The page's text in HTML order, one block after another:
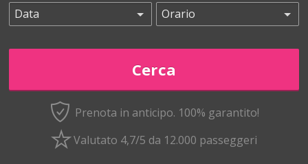
Prenota in anticipo. 100% garantito!
Valutato 4,7/5 da 12.000 passeggeri